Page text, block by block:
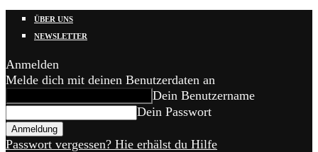
ÜBER UNS
NEWSLETTER
Anmelden
Melde dich mit deinen Benutzerdaten an
Dein Benutzername
Dein Passwort
Passwort vergessen? Hie erhälst du Hilfe